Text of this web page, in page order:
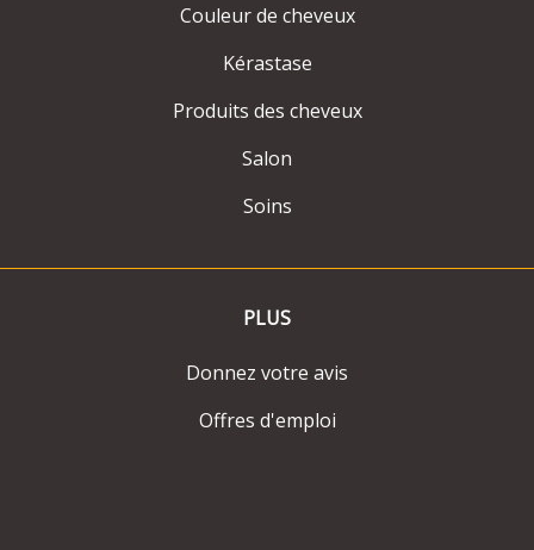
Couleur de cheveux
Kérastase
Produits des cheveux
Salon
Soins
PLUS
Donnez votre avis
Offres d'emploi